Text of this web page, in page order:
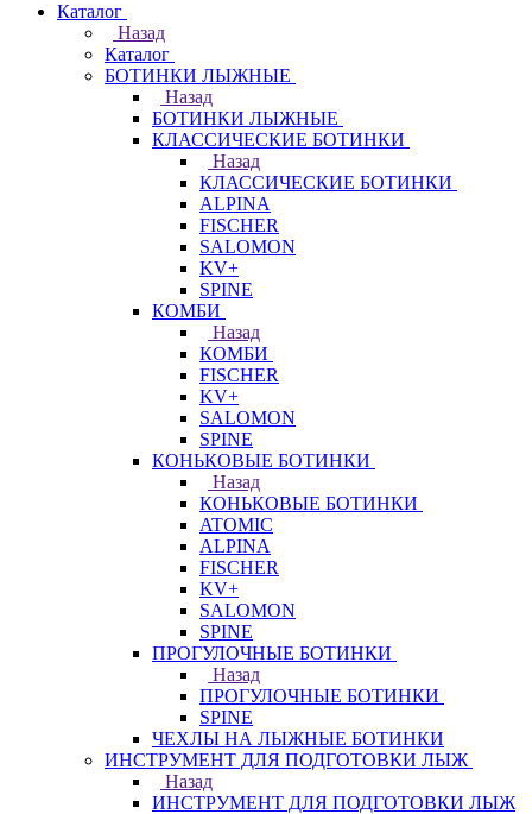
Каталог
Назад
Каталог
БОТИНКИ ЛЫЖНЫЕ
Назад
БОТИНКИ ЛЫЖНЫЕ
КЛАССИЧЕСКИЕ БОТИНКИ
Назад
КЛАССИЧЕСКИЕ БОТИНКИ
ALPINA
FISCHER
SALOMON
KV+
SPINE
КОМБИ
Назад
КОМБИ
FISCHER
KV+
SALOMON
SPINE
КОНЬКОВЫЕ БОТИНКИ
Назад
КОНЬКОВЫЕ БОТИНКИ
ATOMIC
ALPINA
FISCHER
KV+
SALOMON
SPINE
ПРОГУЛОЧНЫЕ БОТИНКИ
Назад
ПРОГУЛОЧНЫЕ БОТИНКИ
SPINE
ЧЕХЛЫ НА ЛЫЖНЫЕ БОТИНКИ
ИНСТРУМЕНТ ДЛЯ ПОДГОТОВКИ ЛЫЖ
Назад
ИНСТРУМЕНТ ДЛЯ ПОДГОТОВКИ ЛЫЖ